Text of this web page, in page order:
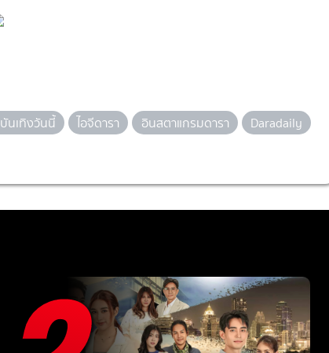
นเทิงวันนี้ ไอจีดารา อินสตาแกรมดารา Daradaily